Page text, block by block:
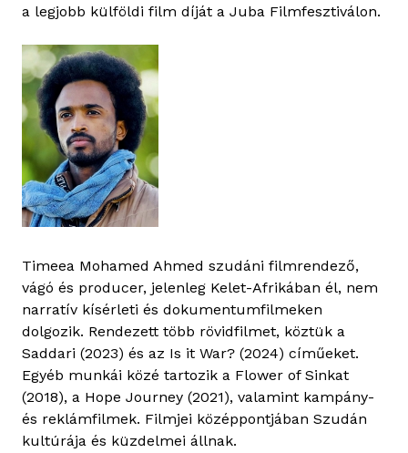
a legjobb külföldi film díját a Juba Filmfesztiválon.
Timeea Mohamed Ahmed szudáni filmrendező,
vágó és producer, jelenleg Kelet-Afrikában él, nem
narratív kísérleti és dokumentumfilmeken
dolgozik. Rendezett több rövidfilmet, köztük a
Saddari (2023) és az Is it War? (2024) címűeket.
Egyéb munkái közé tartozik a Flower of Sinkat
(2018), a Hope Journey (2021), valamint kampány-
és reklámfilmek. Filmjei középpontjában Szudán
kultúrája és küzdelmei állnak.